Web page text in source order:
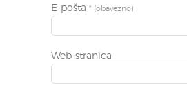
E-pošta * (obavezno)
Web-stranica